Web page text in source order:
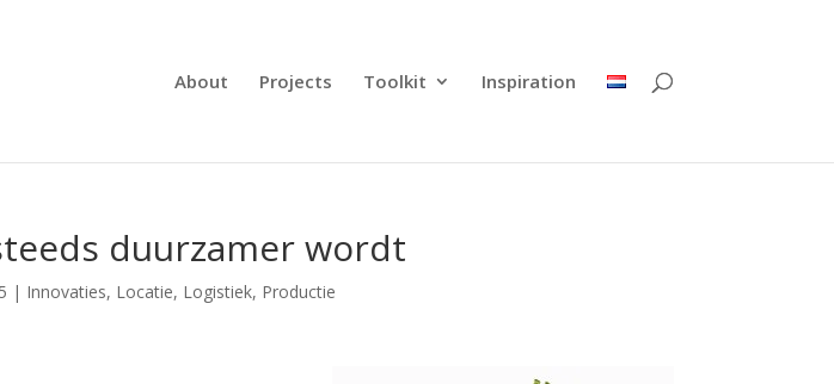
About Projects Toolkit Inspiration
duurzamer wordt
| Innovaties, Locatie, Logistiek, Productie